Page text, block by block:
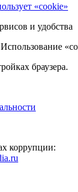
«cookie»
и удобства
браузера.
коррупции: